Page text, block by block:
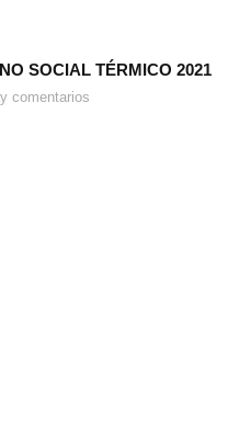
SOCIAL TÉRMICO 2021
comentarios